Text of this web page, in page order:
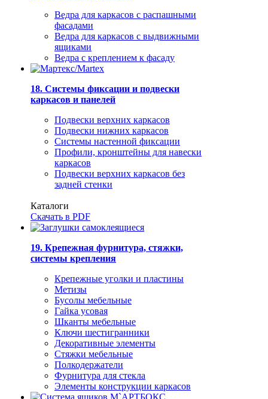
Ведра для каркасов с распашными
фасадами
Ведра для каркасов с выдвижными
ящиками
Ведра с креплением к фасаду
18. Системы фиксации и подвески
каркасов и панелей
Подвески верхних каркасов
Подвески нижних каркасов
Системы настенной фиксации
Профили, кронштейны для навески
каркасов
Подвески верхних каркасов без
задней стенки
Каталоги
Скачать в PDF
19. Крепежная фурнитура, стяжки,
системы крепления
Крепежные уголки и пластины
Метизы
Бусолы мебельные
Гайка усовая
Шканты мебельные
Ключи шестигранники
Декоративные элементы
Стяжки мебельные
Полкодержатели
Фурнитура для стекла
Элементы конструкции каркасов